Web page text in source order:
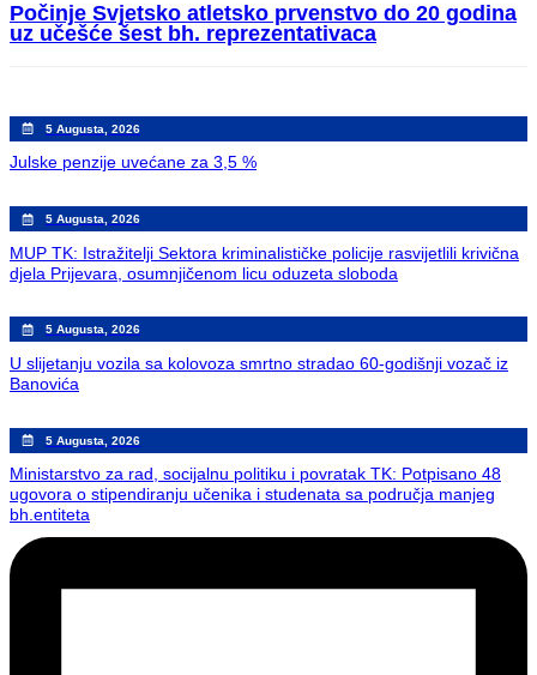
Počinje Svjetsko atletsko prvenstvo do 20 godina
uz učešće šest bh. reprezentativaca
5 Augusta, 2026
Julske penzije uvećane za 3,5 %
5 Augusta, 2026
MUP TK: Istražitelji Sektora kriminalističke policije rasvijetlili krivična
djela Prijevara, osumnjičenom licu oduzeta sloboda
5 Augusta, 2026
U slijetanju vozila sa kolovoza smrtno stradao 60-godišnji vozač iz
Banovića
5 Augusta, 2026
Ministarstvo za rad, socijalnu politiku i povratak TK: Potpisano 48
ugovora o stipendiranju učenika i studenata sa područja manjeg
bh.entiteta